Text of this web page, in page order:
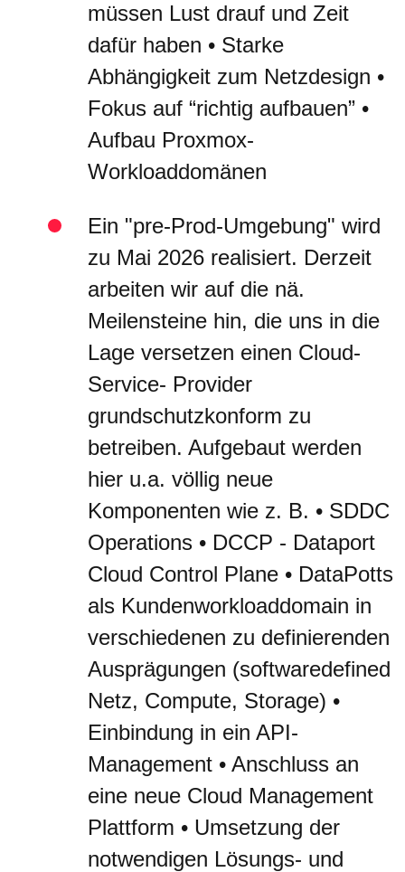
müssen Lust drauf und Zeit
dafür haben • Starke
Abhängigkeit zum Netzdesign •
Fokus auf “richtig aufbauen” •
Aufbau Proxmox-
Workloaddomänen
Ein "pre-Prod-Umgebung" wird
zu Mai 2026 realisiert. Derzeit
arbeiten wir auf die nä.
Meilensteine hin, die uns in die
Lage versetzen einen Cloud-
Service- Provider
grundschutzkonform zu
betreiben. Aufgebaut werden
hier u.a. völlig neue
Komponenten wie z. B. • SDDC
Operations • DCCP - Dataport
Cloud Control Plane • DataPotts
als Kundenworkloaddomain in
verschiedenen zu definierenden
Ausprägungen (softwaredefined
Netz, Compute, Storage) •
Einbindung in ein API-
Management • Anschluss an
eine neue Cloud Management
Plattform • Umsetzung der
notwendigen Lösungs- und